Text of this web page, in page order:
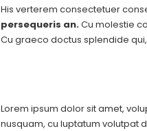
His verterem consectetuer
persequeris an.Cu molestie
Cu graeco doctus splendide
Lorem ipsum dolor sit amet,
nusquam, cu luptatum volutpat